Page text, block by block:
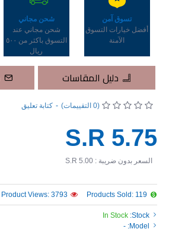
تسوق آمن
أفضل خيارات التسوق
الآمنة
شحن مجاني
شحن مجاني عند
التسوق باكثر من ٥٠٠
ريال
دليل المقاسات
Stock:
In Stock
Model:
-
Products Sold: 119
Product Views: 3793
(0 التقييمات) - كتابة تعليق
S.R 5.75
السعر بدون ضريبة : S.R 5.00